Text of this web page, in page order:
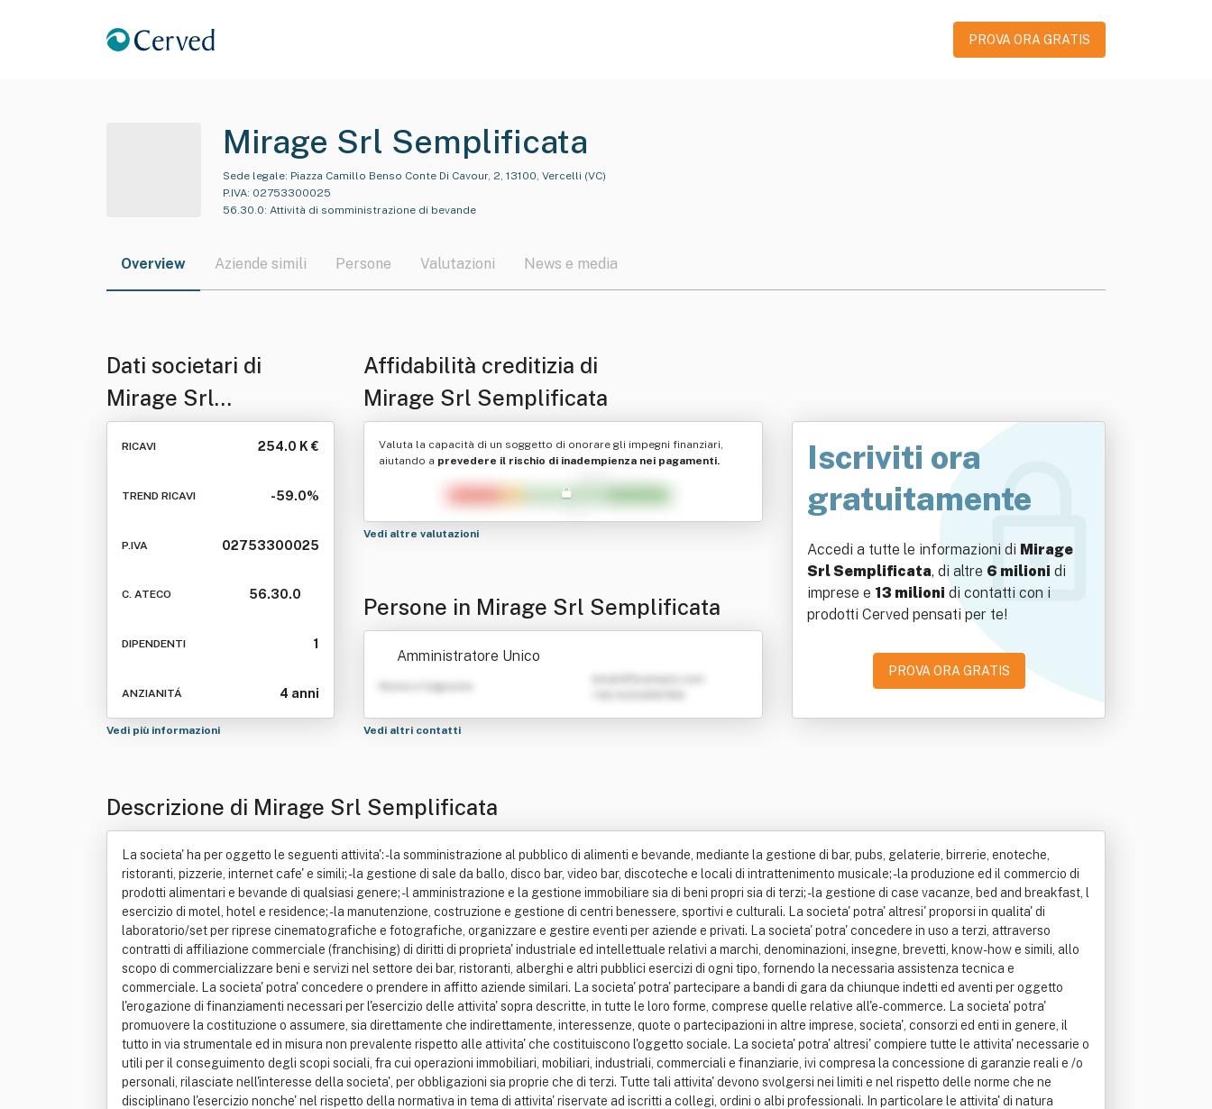
PROVA ORA GRATIS
Mirage Srl Semplificata
Sede legale: Piazza Camillo Benso Conte Di Cavour, 2, 13100, Vercelli (VC)
P.IVA: 02753300025
56.30.0: Attività di somministrazione di bevande
Overview Aziende simili Persone Valutazioni News e media
Dati societari di
Mirage Srl
Semplificata
RICAVI 254.0 K €
TREND RICAVI -59.0%
P.IVA 02753300025
C. ATECO 56.30.0
DIPENDENTI 1
ANZIANITÁ 4 anni
Vedi più informazioni
Affidabilità creditizia di
Mirage Srl Semplificata
Valuta la capacità di un soggetto di onorare gli impegni finanziari,
aiutando a prevedere il rischio di inadempienza nei pagamenti.
Vedi altre valutazioni
Persone in Mirage Srl Semplificata
Amministratore Unico
Nome e Cognome
Vedi altri contatti
Iscriviti ora
gratuitamente
Accedi a tutte le informazioni di Mirage
Srl Semplificata, di altre 6 milioni di
imprese e 13 milioni di contatti con i
prodotti Cerved pensati per te!
PROVA ORA GRATIS
Descrizione di Mirage Srl Semplificata
La societa' ha per oggetto le seguenti attivita': - la somministrazione al pubblico di alimenti e bevande, mediante la gestione di bar, pubs, gelaterie, birrerie, enoteche,
ristoranti, pizzerie, internet cafe' e simili; - la gestione di sale da ballo, disco bar, video bar, discoteche e locali di intrattenimento musicale; - la produzione ed il commercio di
prodotti alimentari e bevande di qualsiasi genere; - l amministrazione e la gestione immobiliare sia di beni propri sia di terzi; - la gestione di case vacanze, bed and breakfast, l
esercizio di motel, hotel e residence; - la manutenzione, costruzione e gestione di centri benessere, sportivi e culturali. La societa' potra' altresi' proporsi in qualita' di
laboratorio/set per riprese cinematografiche e fotografiche, organizzare e gestire eventi per aziende e privati. La societa' potra' concedere in uso a terzi, attraverso
contratti di affiliazione commerciale (franchising) di diritti di proprieta' industriale ed intellettuale relativi a marchi, denominazioni, insegne, brevetti, know-how e simili, allo
scopo di commercializzare beni e servizi nel settore dei bar, ristoranti, alberghi e altri pubblici esercizi di ogni tipo, fornendo la necessaria assistenza tecnica e
commerciale. La societa' potra' concedere o prendere in affitto aziende similari. La societa' potra' partecipare a bandi di gara da chiunque indetti ed aventi per oggetto
l'erogazione di finanziamenti necessari per l'esercizio delle attivita' sopra descritte, in tutte le loro forme, comprese quelle relative all'e-commerce. La societa' potra'
promuovere la costituzione o assumere, sia direttamente che indirettamente, interessenze, quote o partecipazioni in altre imprese, societa', consorzi ed enti in genere, il
tutto in via strumentale ed in misura non prevalente rispetto alle attivita' che costituiscono l'oggetto sociale. La societa' potra' altresi' compiere tutte le attivita' necessarie o
utili per il conseguimento degli scopi sociali, fra cui operazioni immobiliari, mobiliari, industriali, commerciali e finanziarie, ivi compresa la concessione di garanzie reali e /o
personali, rilasciate nell'interesse della societa', per obbligazioni sia proprie che di terzi. Tutte tali attivita' devono svolgersi nei limiti e nel rispetto delle norme che ne
disciplinano l'esercizio nonche' nel rispetto della normativa in tema di attivita' riservate ad iscritti a collegi, ordini o albi professionali. In particolare le attivita' di natura